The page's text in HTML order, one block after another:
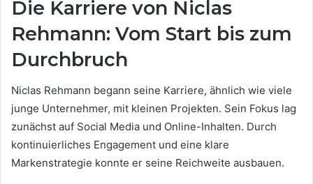
Die Karriere von Niclas
Rehmann: Vom Start bis zum
Durchbruch
Niclas Rehmann begann seine Karriere, ähnlich wie viele
junge Unternehmer, mit kleinen Projekten. Sein Fokus lag
zunächst auf Social Media und Online-Inhalten. Durch
kontinuierliches Engagement und eine klare
Markenstrategie konnte er seine Reichweite ausbauen.